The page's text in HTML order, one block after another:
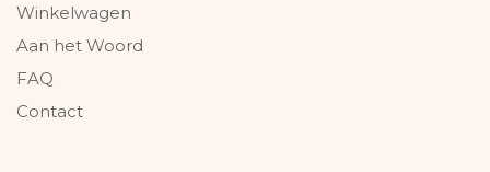
Winkelwagen
Aan het Woord
FAQ
Contact